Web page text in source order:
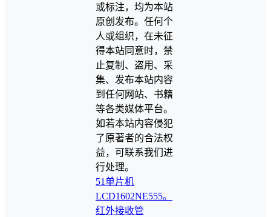
或标注，均为本站
原创发布。任何个
人或组织，在未征
得本站同意时，禁
止复制、盗用、采
集、发布本站内容
到任何网站、书籍
等各类媒体平台。
如若本站内容侵犯
了原著者的合法权
益，可联系我们进
行处理。
51单片机
LCD1602NE555。
红外接收管